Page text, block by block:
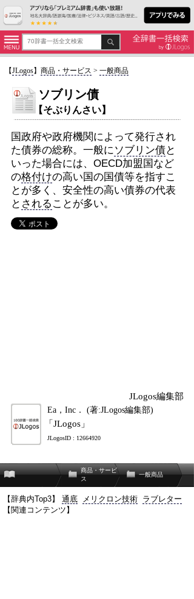
【JLogos】 商品・サービス > 一般商品
ソブリン債
【そぶりんさい】
国政府や政府機関によって発行され
た債券の総称。一般にソブリン債と
いった場合には、OECD加盟国など
の格付けの高い国の国債等を指すこ
とが多く、安全性の高い債券の代表
と される ことが多い。
JLogos編集部
Ea，Inc． (著:JLogos編集部)
「JLogos」
JLogosID : 12664920
商品・サービ
ス
一般商品
【辞典内Top3】 通底 メリクロン技術 ラブレター
【関連コンテンツ】